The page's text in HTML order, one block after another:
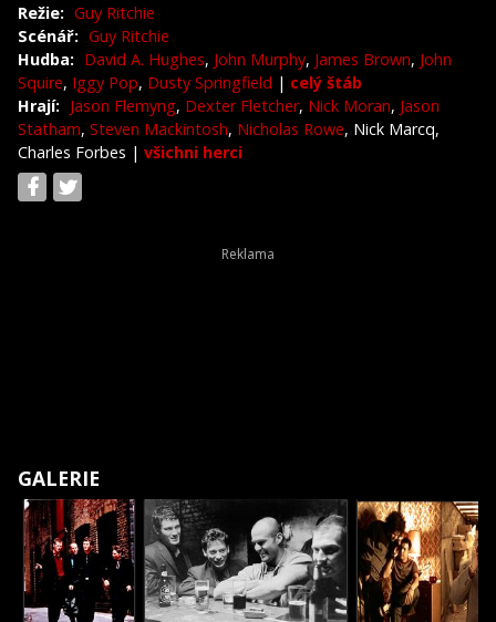
Režie: Guy Ritchie
Scénář: Guy Ritchie
Hudba: David A. Hughes, John Murphy, James Brown, John
Squire, Iggy Pop, Dusty Springfield | celý štáb
Hrají: Jason Flemyng, Dexter Fletcher, Nick Moran, Jason
Statham, Steven Mackintosh, Nicholas Rowe, Nick Marcq,
Charles Forbes | všichni herci
GALERIE